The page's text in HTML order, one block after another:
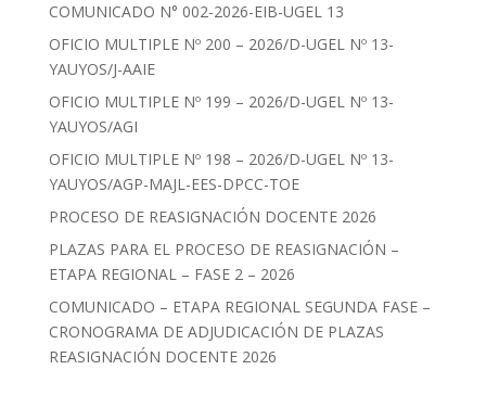
COMUNICADO N° 002-2026-EIB-UGEL 13
OFICIO MULTIPLE Nº 200 – 2026/D-UGEL Nº 13-
YAUYOS/J-AAIE
OFICIO MULTIPLE Nº 199 – 2026/D-UGEL Nº 13-
YAUYOS/AGI
OFICIO MULTIPLE Nº 198 – 2026/D-UGEL Nº 13-
YAUYOS/AGP-MAJL-EES-DPCC-TOE
PROCESO DE REASIGNACIÓN DOCENTE 2026
PLAZAS PARA EL PROCESO DE REASIGNACIÓN –
ETAPA REGIONAL – FASE 2 – 2026
COMUNICADO – ETAPA REGIONAL SEGUNDA FASE –
CRONOGRAMA DE ADJUDICACIÓN DE PLAZAS
REASIGNACIÓN DOCENTE 2026